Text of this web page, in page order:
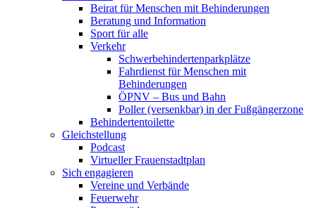
Beirat für Menschen mit Behinderungen
Beratung und Information
Sport für alle
Verkehr
Schwerbehindertenparkplätze
Fahrdienst für Menschen mit
Behinderungen
ÖPNV – Bus und Bahn
Poller (versenkbar) in der Fußgängerzone
Behindertentoilette
Gleichstellung
Podcast
Virtueller Frauenstadtplan
Sich engagieren
Vereine und Verbände
Feuerwehr